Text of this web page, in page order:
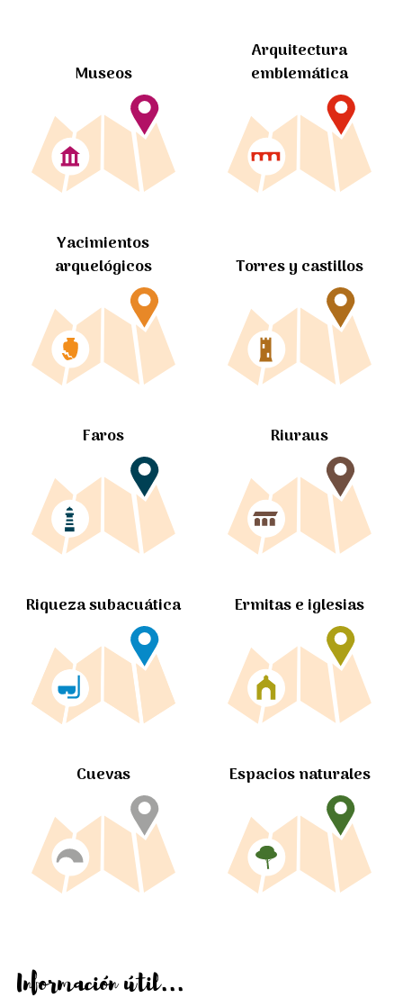
Museos
Arquitectura
emblemática
Yacimientos
arquelógicos
Torres y castillos
Faros Riuraus
Riqueza subacuática Ermitas e iglesias
Cuevas Espacios naturales
Información útil...